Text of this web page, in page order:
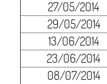
27/05/2014
29/05/2014
13/06/2014
23/06/2014
08/07/2014